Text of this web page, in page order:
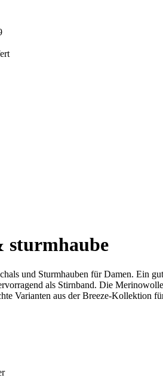
sturmhaube
und Sturmhauben für Damen. Ein
als Stirnband. Die
Varianten aus der Breeze-